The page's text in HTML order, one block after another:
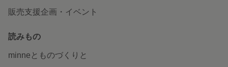
販売支援企画・イベント
読みもの
minneとものづくりと